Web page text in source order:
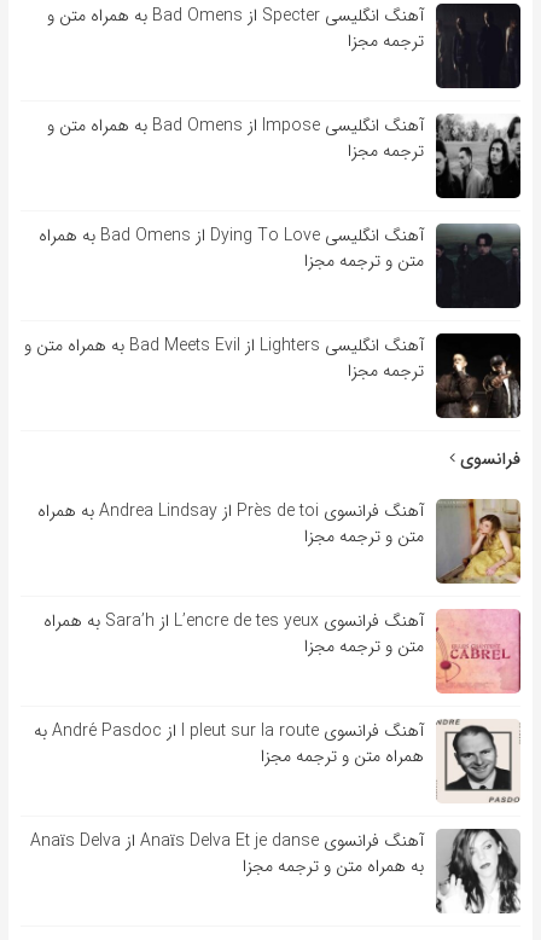
آهنگ انگلیسی Specter از Bad Omens به همراه متن و
ترجمه مجزا
آهنگ انگلیسی Impose از Bad Omens به همراه متن و
ترجمه مجزا
آهنگ انگلیسی Dying To Love از Bad Omens به همراه
متن و ترجمه مجزا
آهنگ انگلیسی Lighters از Bad Meets Evil به همراه متن و
ترجمه مجزا
فرانسوی
آهنگ فرانسوی Près de toi از Andrea Lindsay به همراه
متن و ترجمه مجزا
آهنگ فرانسوی L’encre de tes yeux از Sara’h به همراه
متن و ترجمه مجزا
آهنگ فرانسوی l pleut sur la route از André Pasdoc به
همراه متن و ترجمه مجزا
آهنگ فرانسوی Anaïs Delva Et je danse از Anaïs Delva
به همراه متن و ترجمه مجزا